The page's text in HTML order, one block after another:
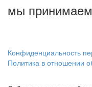
мы
Конфиденциальность
Политика в отношении